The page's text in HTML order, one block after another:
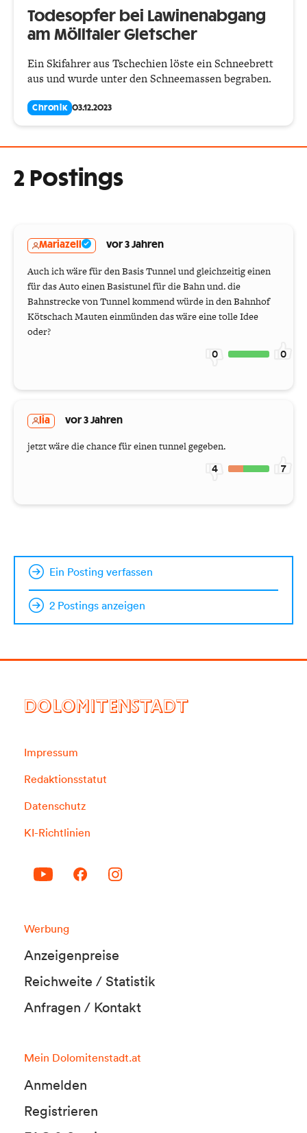
Todesopfer bei Lawinen­abgang
am Mölltaler Gletscher
Ein Skifahrer aus Tschechien löste ein Schneebrett
aus und wurde unter den Schneemassen begraben.
Chronik 03.12.2023
2 Postings
Mariazell vor 3 Jahren
Auch ich wäre für den Basis Tunnel und gleichzeitig einen
für das Auto einen Basistunel für die Bahn und. die
Bahnstrecke von Tunnel kommend würde in den Bahnhof
Kötschach Mauten einmünden das wäre eine tolle Idee
oder?
0 0
lia vor 3 Jahren
jetzt wäre die chance für einen tunnel gegeben.
4 7
Ein Posting verfassen
2 Postings anzeigen
DOLOMITENSTADT
Impressum
Redaktionsstatut
Datenschutz
KI-Richtlinien
Werbung
Anzeigenpreise
Reichweite / Statistik
Anfragen / Kontakt
Mein Dolomitenstadt.at
Anmelden
Registrieren